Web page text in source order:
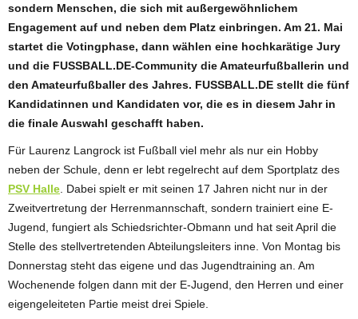
sondern Menschen, die sich mit außergewöhnlichem
Engagement auf und neben dem Platz einbringen. Am 21. Mai
startet die Votingphase, dann wählen eine hochkarätige Jury
und die FUSSBALL.DE-Community die Amateurfußballerin und
den Amateurfußballer des Jahres. FUSSBALL.DE stellt die fünf
Kandidatinnen und Kandidaten vor, die es in diesem Jahr in
die finale Auswahl geschafft haben.
Für Laurenz Langrock ist Fußball viel mehr als nur ein Hobby
neben der Schule, denn er lebt regelrecht auf dem Sportplatz des
PSV Halle . Dabei spielt er mit seinen 17 Jahren nicht nur in der
Zweitvertretung der Herrenmannschaft, sondern trainiert eine E-
Jugend, fungiert als Schiedsrichter-Obmann und hat seit April die
Stelle des stellvertretenden Abteilungsleiters inne. Von Montag bis
Donnerstag steht das eigene und das Jugendtraining an. Am
Wochenende folgen dann mit der E-Jugend, den Herren und einer
eigengeleiteten Partie meist drei Spiele.